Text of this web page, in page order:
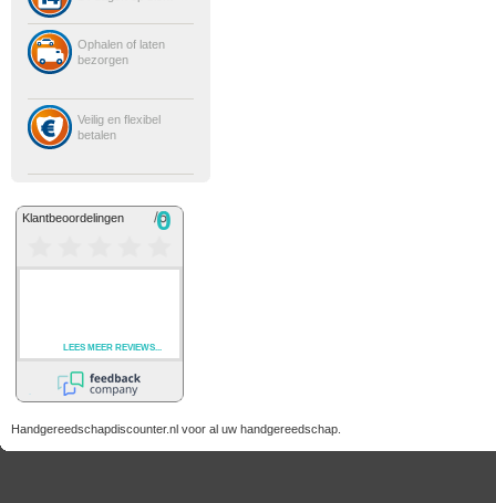
Ophalen of laten
bezorgen
Veilig en flexibel
betalen
Handgereedschapdiscounter.nl voor al uw handgereedschap.